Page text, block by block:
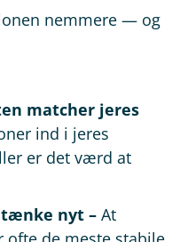
nemmere — og
matcher jeres
ind i jeres
er det værd at
tænke nyt – At